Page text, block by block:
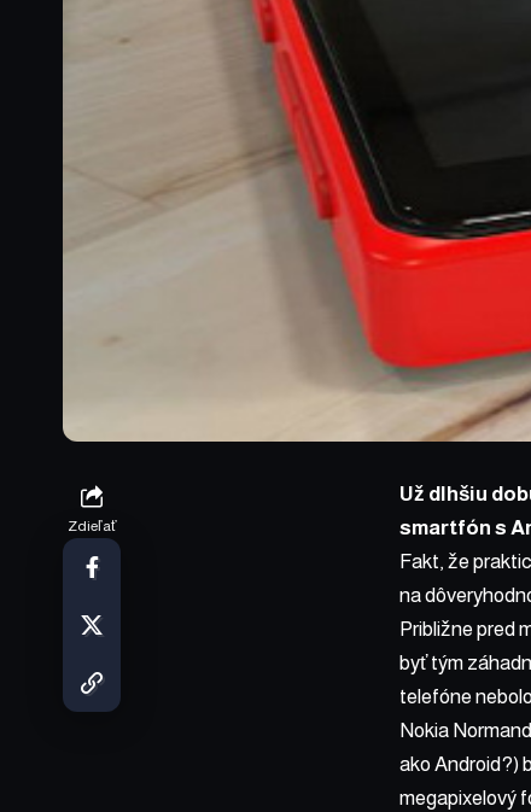
Zdieľať
Už dlhšiu
smartfón s
Fakt, že
na
Približne pred
byť tým
telefóne
Nokia
ako Android?)
megapixelový